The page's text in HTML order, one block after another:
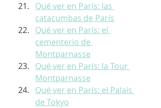
Qué ver en París: las
catacumbas de París
Qué ver en París: el
cementerio de
Montparnasse
Qué ver en París: la Tour
Montparnasse
Qué ver en París: el Palais
de Tokyo